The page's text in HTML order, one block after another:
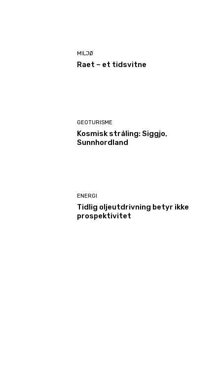
MILJØ
Raet – et tidsvitne
GEOTURISME
Kosmisk stråling: Siggjo,
Sunnhordland
ENERGI
Tidlig oljeutdrivning betyr ikke
prospektivitet